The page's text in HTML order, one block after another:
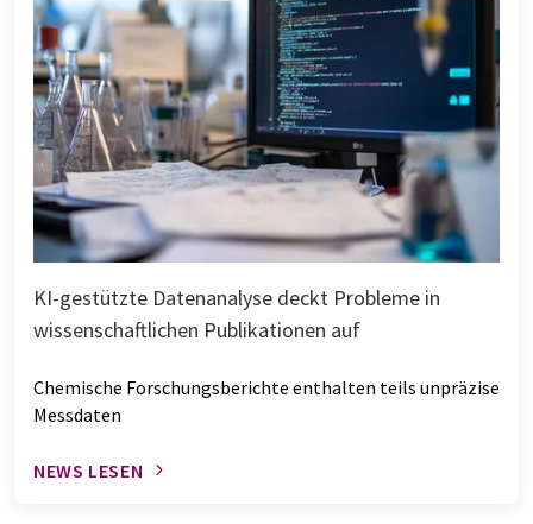
KI-gestützte Datenanalyse deckt Probleme in
wissenschaftlichen Publikationen auf
Chemische Forschungsberichte enthalten teils unpräzise
Messdaten
NEWS LESEN